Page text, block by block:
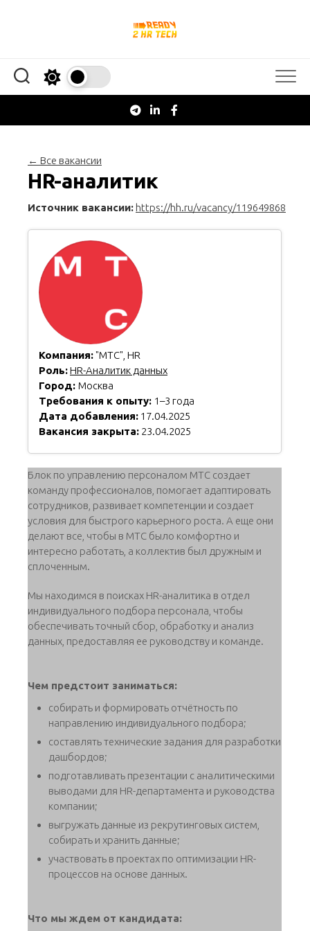
← Все вакансии
HR-аналитик
Источник вакансии: https://hh.ru/vacancy/119649868
Компания:"МТС", HR
Роль:HR-Аналитик данных
Город: Москва
Требования к опыту: 1–3 года
Дата добавления: 17.04.2025
Вакансия закрыта: 23.04.2025
Блок по управлению персоналом МТС создает
команду профессионалов, помогает адаптировать
сотрудников, развивает компетенции и создает
условия для быстрого карьерного роста. А еще они
делают все, чтобы в МТС было комфортно и
интересно работать, а коллектив был дружным и
сплоченным.
Мы находимся в поисках HR-аналитика в отдел
индивидуального подбора персонала, чтобы
обеспечивать точный сбор, обработку и анализ
данных, предоставляя ее руководству и команде.
Чем предстоит заниматься:
cобирать и формировать отчётность по
направлению индивидуального подбора;
составлять технические задания для разработки
дашбордов;
подготавливать презентации с аналитическими
выводами для HR-департамента и руководства
компании;
выгружать данные из рекрутинговых систем,
собирать и хранить данные;
участвовать в проектах по оптимизации HR-
процессов на основе данных.
Что мы ждем от кандидата: